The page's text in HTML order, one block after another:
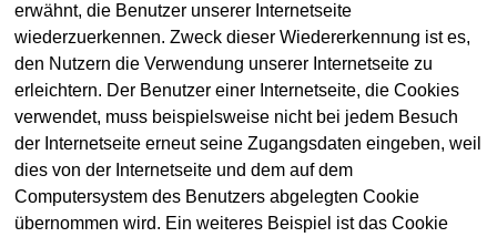
erwähnt, die Benutzer unserer Internetseite
wiederzuerkennen. Zweck dieser Wiedererkennung ist es,
den Nutzern die Verwendung unserer Internetseite zu
erleichtern. Der Benutzer einer Internetseite, die Cookies
verwendet, muss beispielsweise nicht bei jedem Besuch
der Internetseite erneut seine Zugangsdaten eingeben, weil
dies von der Internetseite und dem auf dem
Computersystem des Benutzers abgelegten Cookie
übernommen wird. Ein weiteres Beispiel ist das Cookie